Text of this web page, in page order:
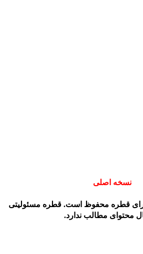
نسخه اصلی
قطره محفوظ است. قطره مسئولیتی
مطالب ندارد.